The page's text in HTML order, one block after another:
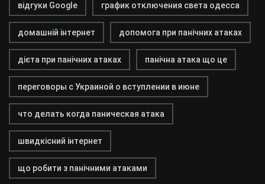
відгуки Google график отключения света одесса
домашній інтернет допомога при панічних атаках
дієта при панічних атаках панічна атака що це
переговоры с Украиной о вступлении в июне
что делать когда паническая атака
швидкісний інтернет
що робити з панічними атаками